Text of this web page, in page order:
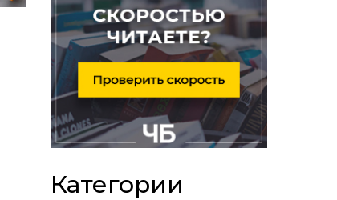
Категории